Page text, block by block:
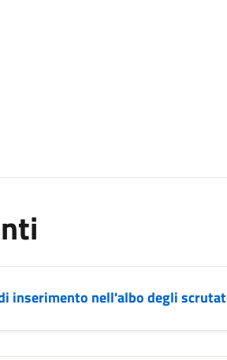
inserimento nell'albo degli